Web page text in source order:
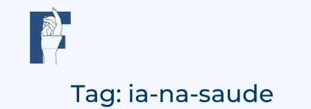
Tag: ia-na-saude